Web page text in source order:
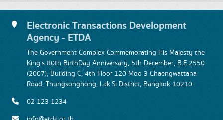
Electronic Transactions Development
Agency - ETDA
The Government Complex Commemorating His Majesty the
King's 80th BirthDay Anniversary, 5th December, B.E.2550
(2007), Building C, 4th Floor 120 Moo 3 Chaengwattana
Road, Thungsonghong, Lak Si District, Bangkok 10210
02 123 1234